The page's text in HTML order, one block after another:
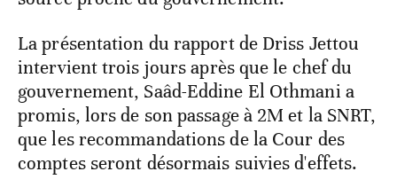
La présentation du rapport de Driss Jettou
intervient trois jours après que le chef du
gouvernement, Saâd-Eddine El Othmani a
promis, lors de son passage à 2M et la SNRT,
que les recommandations de la Cour des
comptes seront désormais suivies d'effets.